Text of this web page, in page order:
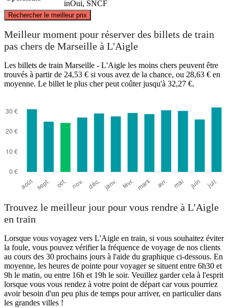
inOui, SNCF
Rechercher le meilleur prix
Meilleur moment pour réserver des billets de train
pas chers de Marseille à L'Aigle
Les billets de train Marseille - L'Aigle les moins chers peuvent être
trouvés à partir de 24,53 € si vous avez de la chance, ou 28,63 € en
moyenne. Le billet le plus cher peut coûter jusqu'à 32,27 €.
Trouvez le meilleur jour pour vous rendre à L'Aigle
en train
Lorsque vous voyagez vers L'Aigle en train, si vous souhaitez éviter
la foule, vous pouvez vérifier la fréquence de voyage de nos clients
au cours des 30 prochains jours à l'aide du graphique ci-dessous. En
moyenne, les heures de pointe pour voyager se situent entre 6h30 et
9h le matin, ou entre 16h et 19h le soir. Veuillez garder cela à l'esprit
lorsque vous vous rendez à votre point de départ car vous pourriez
avoir besoin d'un peu plus de temps pour arriver, en particulier dans
les grandes villes !